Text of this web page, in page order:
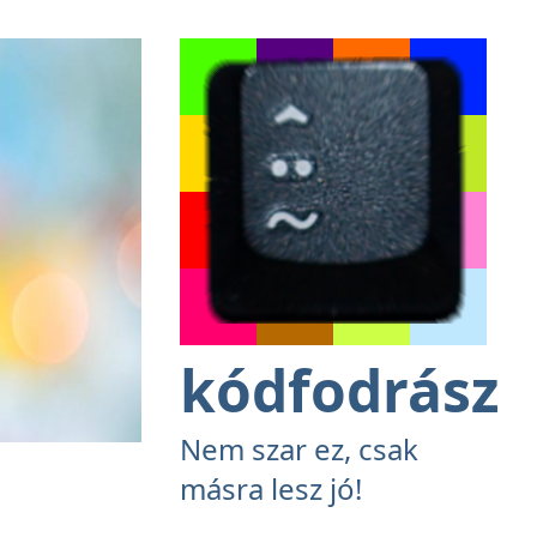
kódfodrász
Nem szar ez, csak
másra lesz jó!